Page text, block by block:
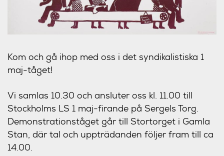
Kom och gå ihop med oss i det syndikalistiska 1
maj-tåget!
Vi samlas 10.30 och ansluter oss kl. 11.00 till
Stockholms LS 1 maj-firande på Sergels Torg.
Demonstrationståget går till Stortorget i Gamla
Stan, där tal och uppträdanden följer fram till ca
14.00.